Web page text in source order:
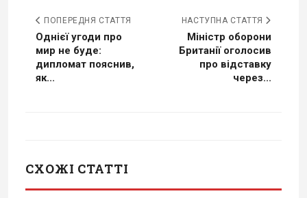
ПОПЕРЕДНЯ СТАТТЯ
Однієї угоди про
мир не буде:
дипломат пояснив,
як...
НАСТУПНА СТАТТЯ
Міністр оборони
Британії оголосив
про відставку
через...
СХОЖІ СТАТТІ